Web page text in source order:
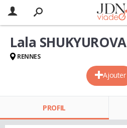
Ajouter
Lala SHUKYUROVA
RENNES
PROFIL